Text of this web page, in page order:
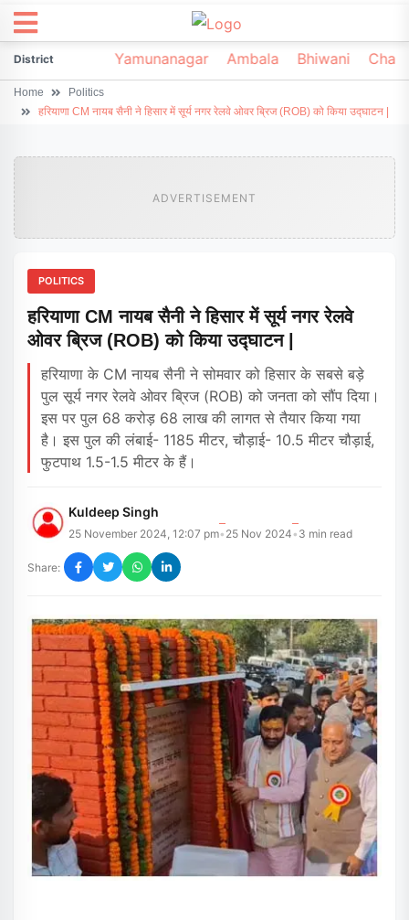
DistrictSonipat Yamunanagar Ambala Bhiwani
Home
Politics
हरियाणा CM नायब सैनी ने हिसार में सूर्य नगर रेलवे ओवर ब्रिज (ROB) को किया उद्घाटन |
ADVERTISEMENT
POLITICS
हरियाणा CM नायब सैनी ने हिसार में सूर्य नगर रेलवे
ओवर ब्रिज (ROB) को किया उद्घाटन |
हरियाणा के CM नायब सैनी ने सोमवार को हिसार के सबसे बड़े
पुल सूर्य नगर रेलवे ओवर ब्रिज (ROB) को जनता को सौंप दिया।
इस पर पुल 68 करोड़ 68 लाख की लागत से तैयार किया गया
है। इस पुल की लंबाई- 1185 मीटर, चौड़ाई- 10.5 मीटर चौड़ाई,
फुटपाथ 1.5-1.5 मीटर के हैं।
Kuldeep Singh
25 November 2024, 12:07 pm• 25 Nov 2024• 3 min read
Share: